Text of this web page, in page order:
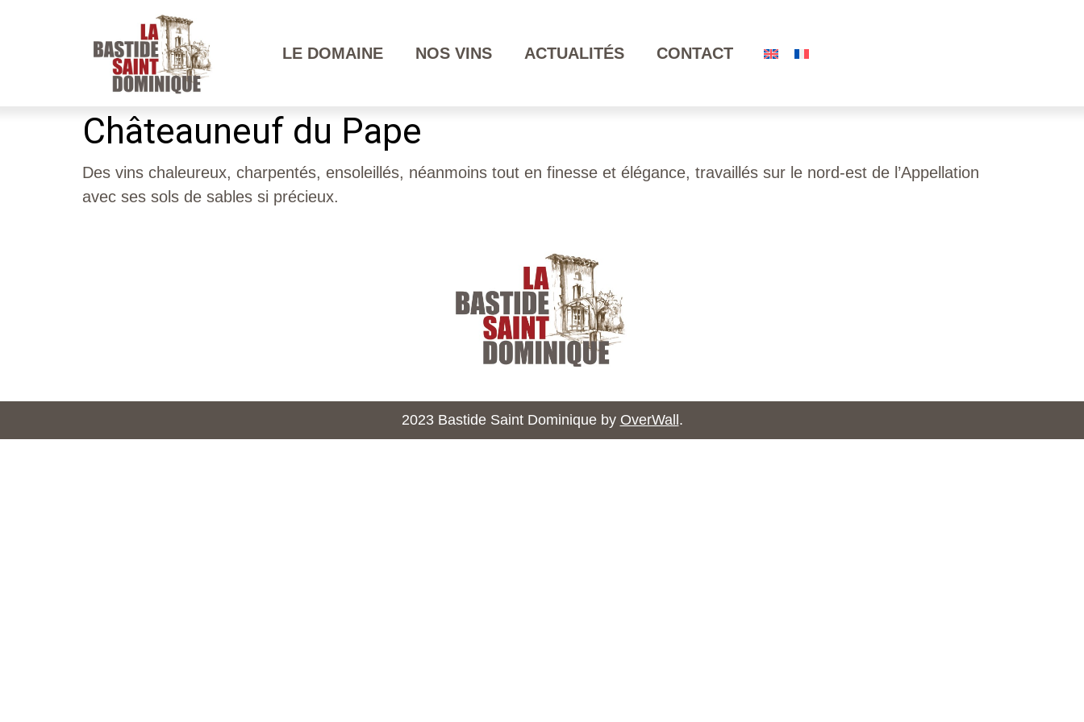
LE DOMAINE NOS VINS ACTUALITÉS CONTACT
Châteauneuf du Pape
Des vins chaleureux, charpentés, ensoleillés, néanmoins tout en finesse et élégance, travaillés sur le nord-est de l’Appellation
avec ses sols de sables si précieux.
2023 Bastide Saint Dominique by OverWall.